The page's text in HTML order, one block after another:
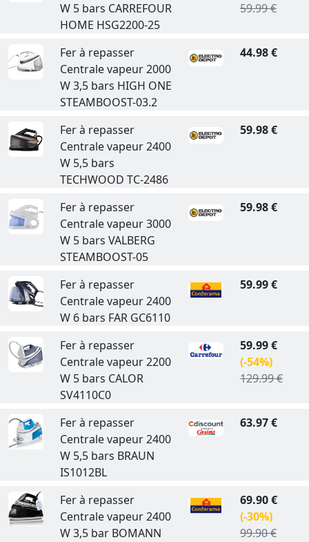
W 5 bars CARREFOUR
HOME HSG2200-25
59.99 €
Fer à repasser
Centrale vapeur 2000
W 3,5 bars HIGH ONE
STEAMBOOST-03.2
44.98 €
Fer à repasser
Centrale vapeur 2400
W 5,5 bars
TECHWOOD TC-2486
59.98 €
Fer à repasser
Centrale vapeur 3000
W 5 bars VALBERG
STEAMBOOST-05
59.98 €
Fer à repasser
Centrale vapeur 2400
W 6 bars FAR GC6110
59.99 €
Fer à repasser
Centrale vapeur 2200
W 5 bars CALOR
SV4110C0
59.99 €
(-54%)
129.99 €
Fer à repasser
Centrale vapeur 2400
W 5,5 bars BRAUN
IS1012BL
63.97 €
Fer à repasser
Centrale vapeur 2400
W 3,5 bar BOMANN
69.90 €
(-30%)
99.90 €